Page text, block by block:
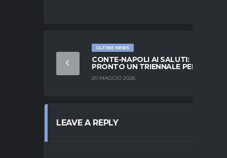
ULTIME NEWS
CONTE-NAPOLI AI SALUTI:
PRONTO UN TRIENNALE PER SARRI
20 MAGGIO 2026
LEAVE A REPLY